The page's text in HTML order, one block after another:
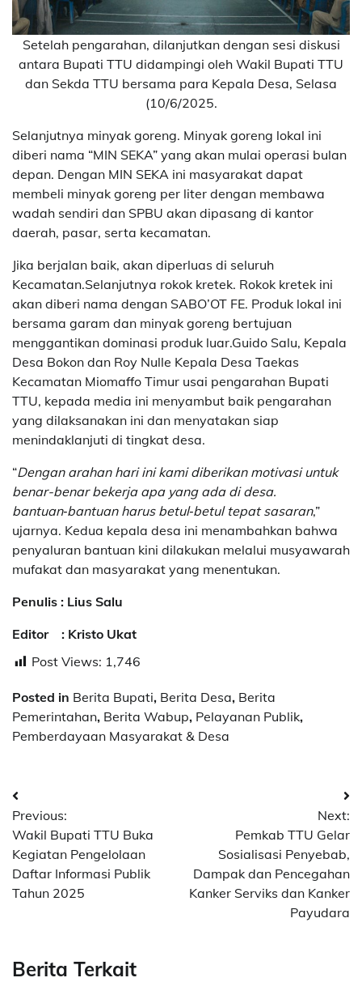
Setelah pengarahan, dilanjutkan dengan sesi diskusi
antara Bupati TTU didampingi oleh Wakil Bupati TTU
dan Sekda TTU bersama para Kepala Desa, Selasa
(10/6/2025.
Selanjutnya minyak goreng. Minyak goreng lokal ini
diberi nama “MIN SEKA” yang akan mulai operasi bulan
depan. Dengan MIN SEKA ini masyarakat dapat
membeli minyak goreng per liter dengan membawa
wadah sendiri dan SPBU akan dipasang di kantor
daerah, pasar, serta kecamatan.
Jika berjalan baik, akan diperluas di seluruh
Kecamatan.Selanjutnya rokok kretek. Rokok kretek ini
akan diberi nama dengan SABO’OT FE. Produk lokal ini
bersama garam dan minyak goreng bertujuan
menggantikan dominasi produk luar.Guido Salu, Kepala
Desa Bokon dan Roy Nulle Kepala Desa Taekas
Kecamatan Miomaffo Timur usai pengarahan Bupati
TTU, kepada media ini menyambut baik pengarahan
yang dilaksanakan ini dan menyatakan siap
menindaklanjuti di tingkat desa.
“Dengan arahan hari ini kami diberikan motivasi untuk
benar-benar bekerja apa yang ada di desa.
bantuan‑bantuan harus betul‑betul tepat sasaran,”
ujarnya. Kedua kepala desa ini menambahkan bahwa
penyaluran bantuan kini dilakukan melalui musyawarah
mufakat dan masyarakat yang menentukan.
Penulis : Lius Salu
Editor : Kristo Ukat
Post Views: 1,746
Posted in Berita Bupati, Berita Desa, Berita
Pemerintahan, Berita Wabup, Pelayanan Publik,
Pemberdayaan Masyarakat & Desa
Post
navigation
Previous:
Wakil Bupati TTU Buka
Kegiatan Pengelolaan
Daftar Informasi Publik
Tahun 2025
Next:
Pemkab TTU Gelar
Sosialisasi Penyebab,
Dampak dan Pencegahan
Kanker Serviks dan Kanker
Payudara
Berita Terkait